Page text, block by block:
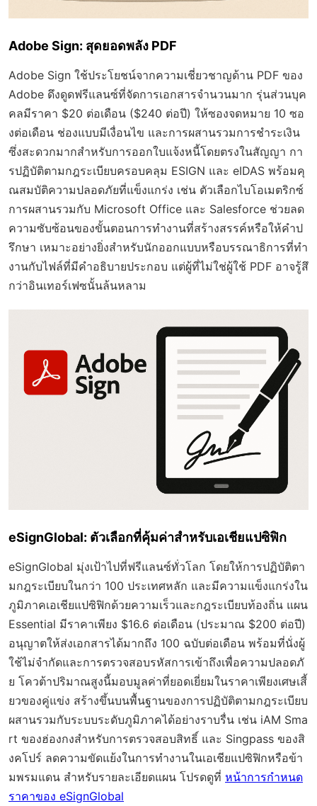
Adobe Sign: สุดยอดพลัง PDF
Adobe Sign ใช้ประโยชน์จากความเชี่ยวชาญด้าน PDF ของ
Adobe ดึงดูดฟรีแลนซ์ที่จัดการเอกสารจำนวนมาก รุ่นส่วนบุค
คลมีราคา $20 ต่อเดือน ($240 ต่อปี) ให้ซองจดหมาย 10 ซอ
งต่อเดือน ช่องแบบมีเงื่อนไข และการผสานรวมการชำระเงิน
ซึ่งสะดวกมากสำหรับการออกใบแจ้งหนี้โดยตรงในสัญญา กา
รปฏิบัติตามกฎระเบียบครอบคลุม ESIGN และ eIDAS พร้อมคุ
ณสมบัติความปลอดภัยที่แข็งแกร่ง เช่น ตัวเลือกไบโอเมตริกซ์
การผสานรวมกับ Microsoft Office และ Salesforce ช่วยลด
ความซับซ้อนของขั้นตอนการทำงานที่สร้างสรรค์หรือให้คำป
รึกษา เหมาะอย่างยิ่งสำหรับนักออกแบบหรือบรรณาธิการที่ทำ
งานกับไฟล์ที่มีคำอธิบายประกอบ แต่ผู้ที่ไม่ใช่ผู้ใช้ PDF อาจรู้สึ
กว่าอินเทอร์เฟซนั้นล้นหลาม
eSignGlobal: ตัวเลือกที่คุ้มค่าสำหรับเอเชียแปซิฟิก
eSignGlobal มุ่งเป้าไปที่ฟรีแลนซ์ทั่วโลก โดยให้การปฏิบัติตา
มกฎระเบียบในกว่า 100 ประเทศหลัก และมีความแข็งแกร่งใน
ภูมิภาคเอเชียแปซิฟิกด้วยความเร็วและกฎระเบียบท้องถิ่น แผน
Essential มีราคาเพียง $16.6 ต่อเดือน (ประมาณ $200 ต่อปี)
อนุญาตให้ส่งเอกสารได้มากถึง 100 ฉบับต่อเดือน พร้อมที่นั่งผู้
ใช้ไม่จำกัดและการตรวจสอบรหัสการเข้าถึงเพื่อความปลอดภั
ย โควต้าปริมาณสูงนี้มอบมูลค่าที่ยอดเยี่ยมในราคาเพียงเศษเสี้
ยวของคู่แข่ง สร้างขึ้นบนพื้นฐานของการปฏิบัติตามกฎระเบียบ
ผสานรวมกับระบบระดับภูมิภาคได้อย่างราบรื่น เช่น iAM Sma
rt ของฮ่องกงสำหรับการตรวจสอบสิทธิ์ และ Singpass ของสิ
งคโปร์ ลดความขัดแย้งในการทำงานในเอเชียแปซิฟิกหรือข้า
มพรมแดน สำหรับรายละเอียดแผน โปรดดูที่ หน้าการกำหนด
ราคาของ eSignGlobal